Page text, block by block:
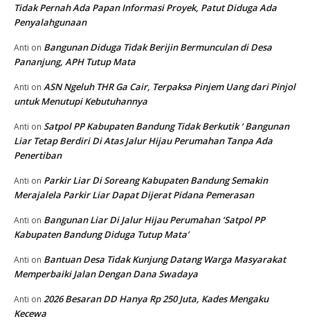
Tidak Pernah Ada Papan Informasi Proyek, Patut Diduga Ada
Penyalahgunaan
Anti on Bangunan Diduga Tidak Berijin Bermunculan di Desa
Pananjung, APH Tutup Mata
Anti on ASN Ngeluh THR Ga Cair, Terpaksa Pinjem Uang dari Pinjol
untuk Menutupi Kebutuhannya
Anti on Satpol PP Kabupaten Bandung Tidak Berkutik ‘ Bangunan
Liar Tetap Berdiri Di Atas Jalur Hijau Perumahan Tanpa Ada
Penertiban
Anti on Parkir Liar Di Soreang Kabupaten Bandung Semakin
Merajalela Parkir Liar Dapat Dijerat Pidana Pemerasan
Anti on Bangunan Liar Di Jalur Hijau Perumahan ‘Satpol PP
Kabupaten Bandung Diduga Tutup Mata’
Anti on Bantuan Desa Tidak Kunjung Datang Warga Masyarakat
Memperbaiki Jalan Dengan Dana Swadaya
Anti on 2026 Besaran DD Hanya Rp 250 Juta, Kades Mengaku
Kecewa